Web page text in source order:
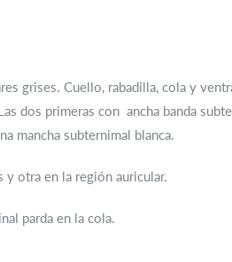
grises. Cuello, rabadilla, cola y
dos primeras con ancha banda
mancha subternimal blanca.
y otra en la región auricular.
parda en la cola.